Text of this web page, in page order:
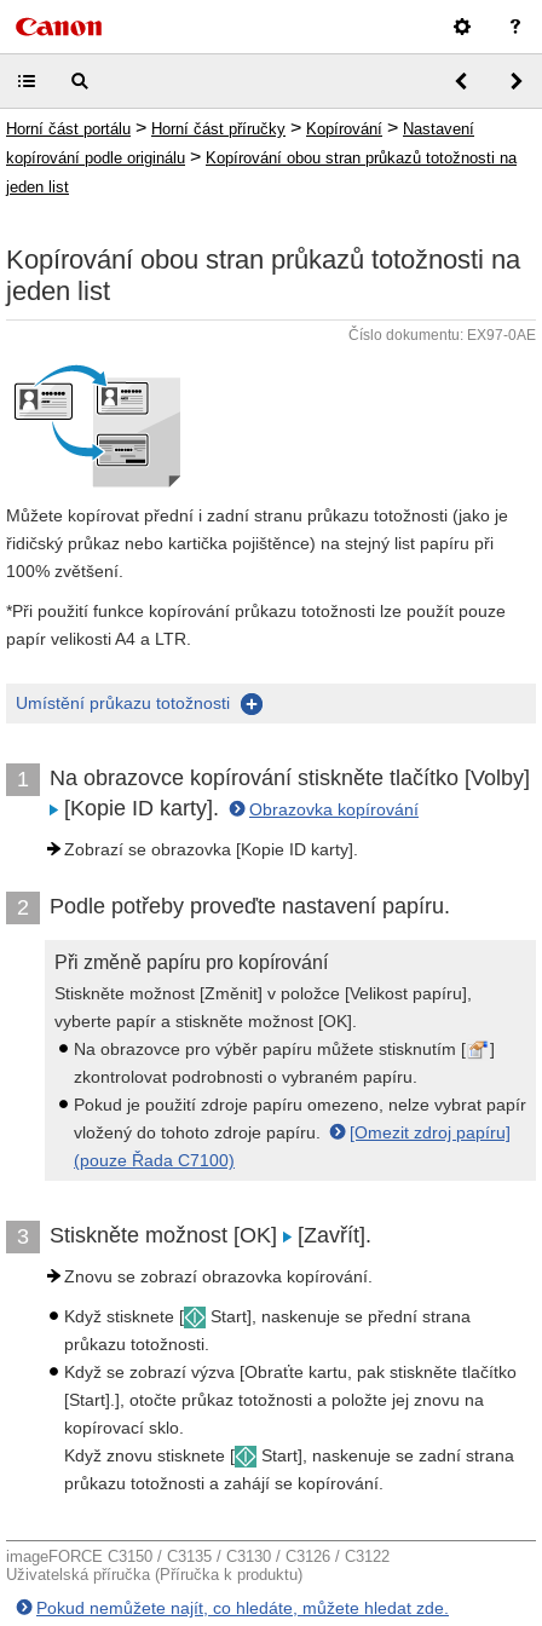
Horní část portálu > Horní část příručky > Kopírování > Nastavení
kopírování podle originálu > Kopírování obou stran průkazů totožnosti na
jeden list
Kopírování obou stran průkazů totožnosti na
jeden list
Číslo dokumentu: EX97-0AE
Můžete kopírovat přední i zadní stranu průkazu totožnosti (jako je
řidičský průkaz nebo kartička pojištěnce) na stejný list papíru při
100% zvětšení.
*Při použití funkce kopírování průkazu totožnosti lze použít pouze
papír velikosti A4 a LTR.
Umístění průkazu totožnosti
1
Na obrazovce kopírování stiskněte tlačítko [Volby]
[Kopie ID karty].
Obrazovka kopírování
Zobrazí se obrazovka [Kopie ID karty].
2 Podle potřeby proveďte nastavení papíru.
Při změně papíru pro kopírování
Stiskněte možnost [Změnit] v položce [Velikost papíru],
vyberte papír a stiskněte možnost [OK].
Na obrazovce pro výběr papíru můžete stisknutím [
]
zkontrolovat podrobnosti o vybraném papíru.
Pokud je použití zdroje papíru omezeno, nelze vybrat papír
vložený do tohoto zdroje papíru.
[Omezit zdroj papíru]
(pouze Řada C7100)
3 Stiskněte možnost [OK] [Zavřít].
Znovu se zobrazí obrazovka kopírování.
Když stisknete [
Start], naskenuje se přední strana
průkazu totožnosti.
Když se zobrazí výzva [Obraťte kartu, pak stiskněte tlačítko
[Start].], otočte průkaz totožnosti a položte jej znovu na
kopírovací sklo.
Když znovu stisknete [
Start], naskenuje se zadní strana
průkazu totožnosti a zahájí se kopírování.
imageFORCE C3150 / C3135 / C3130 / C3126 / C3122
Uživatelská příručka (Příručka k produktu)
Pokud nemůžete najít, co hledáte, můžete hledat zde.